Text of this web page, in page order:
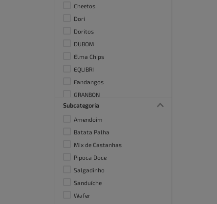
Cheetos
Dori
Doritos
DUBOM
Elma Chips
EQLIBRI
Fandangos
GRANBON
Hershey's
JUPOCA
Subcategoria
Amendoim
Batata Palha
Mix de Castanhas
Pipoca Doce
Salgadinho
Sanduíche
Wafer